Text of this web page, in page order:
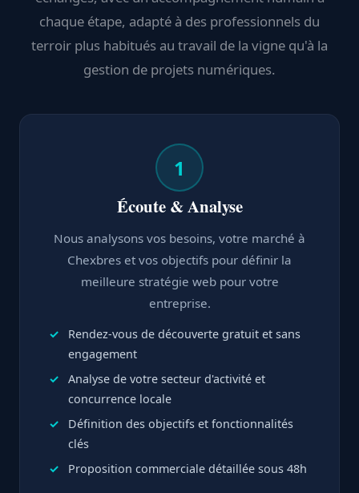
chaque étape, adapté à des professionnels du
terroir plus habitués au travail de la vigne qu'à la
gestion de projets numériques.
1
Écoute & Analyse
Nous analysons vos besoins, votre marché à
Chexbres et vos objectifs pour définir la
meilleure stratégie web pour votre
entreprise.
Rendez-vous de découverte gratuit et sans
engagement
Analyse de votre secteur d'activité et
concurrence locale
Définition des objectifs et fonctionnalités
clés
Proposition commerciale détaillée sous 48h